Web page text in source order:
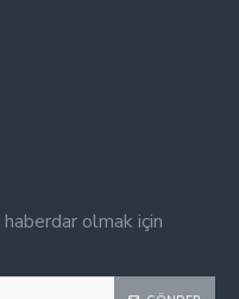
olmak için